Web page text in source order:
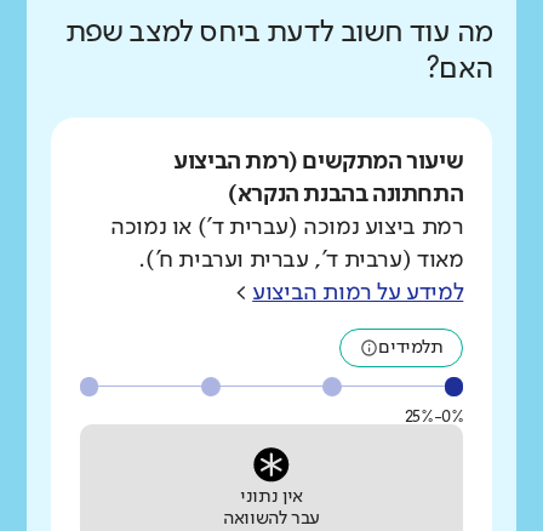
מה עוד חשוב לדעת ביחס למצב שפת
האם?
שיעור המתקשים (רמת הביצוע
התחתונה בהבנת הנקרא)
רמת ביצוע נמוכה (עברית ד') או נמוכה
מאוד (ערבית ד', עברית וערבית ח').
למידע על רמות הביצוע >
תלמידים
0%-25%
אין נתוני
עבר להשוואה